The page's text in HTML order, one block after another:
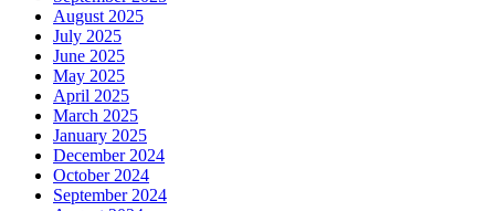
August 2025
July 2025
June 2025
May 2025
April 2025
March 2025
January 2025
December 2024
October 2024
September 2024